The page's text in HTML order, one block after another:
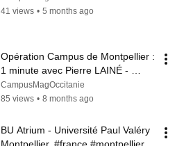
41 views • 5 months ago
Opération Campus de Montpellier :
1 minute avec Pierre LAINÉ -
Agence COSTE Architectures
CampusMagOccitanie
85 views • 8 months ago
BU Atrium - Université Paul Valéry